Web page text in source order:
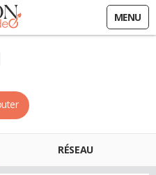
MENU
RÉSEAU